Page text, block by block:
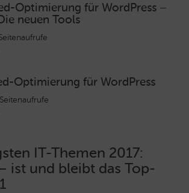
Optimierung für WordPress –
neuen Tools
Optimierung für WordPress
IT-Themen 2017:
ist und bleibt das Top-